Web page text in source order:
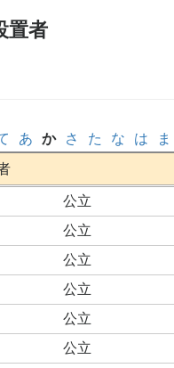
置者
あ か さ た な は ま
公立
公立
公立
公立
公立
公立